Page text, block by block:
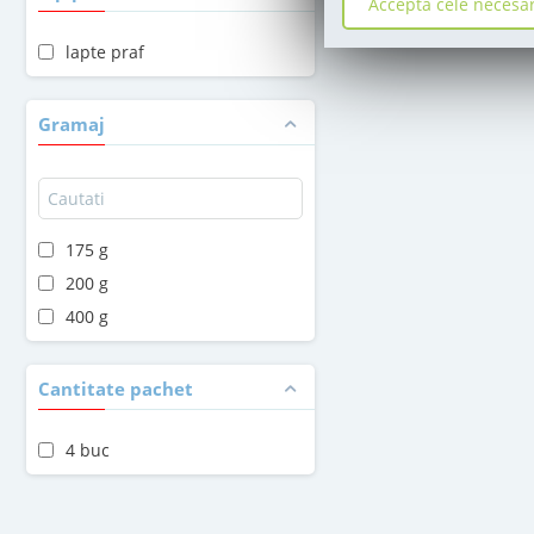
lapte praf
Gramaj
175 g
200 g
400 g
Cantitate pachet
4 buc